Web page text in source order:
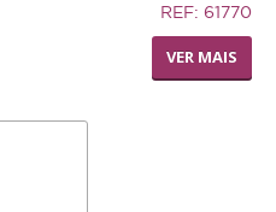
REF: 61770
VER MAIS